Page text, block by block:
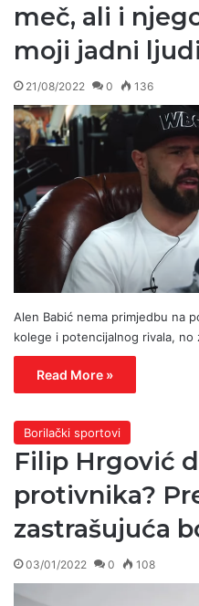
meč, ali i
moji jadni
21/08/2022 0 136
Alen Babić nema primjedbu na
kolege i potencijalnog rivala,
Read More »
Borilački sportovi
Filip Hrgović
protivnika?
zastrašujuća
03/01/2022 0 108